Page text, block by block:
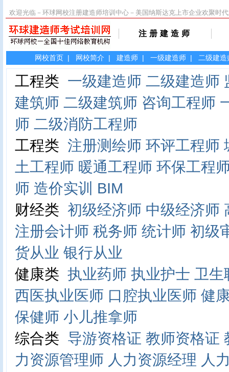
欢迎光临－环球网校注册建造师培训中心－美国纳斯达克上市企业欢聚时
注册建造师
网校首页 | 网校简介 | 建造师 | 一级建造师 | 二级建造
工程类 一级建造师 二级建造师
建筑师 二级建筑师 咨询工程师
师 二级消防工程师
工程类 注册测绘师 环评工程师
土工程师 暖通工程师 环保工程
师 造价实训 BIM
财经类 初级经济师 中级经济师
注册会计师 税务师 统计师 初级
货从业 银行从业
健康类 执业药师 执业护士 卫生
西医执业医师 口腔执业医师 健
保健师 小儿推拿师
综合类 导游资格证 教师资格证
力资源管理师 人力资源经理 人